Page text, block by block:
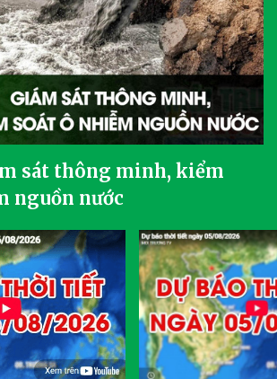
sát thông minh, kiểm
nguồn nước